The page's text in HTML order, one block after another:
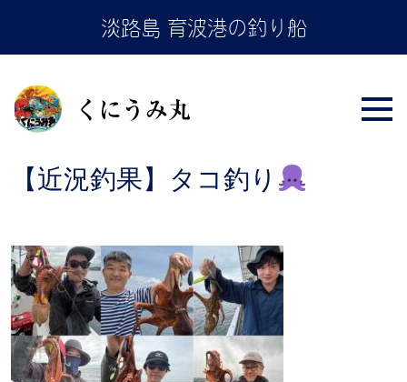
the
淡路島 育波港の釣り船
【近況釣果】タコ釣り